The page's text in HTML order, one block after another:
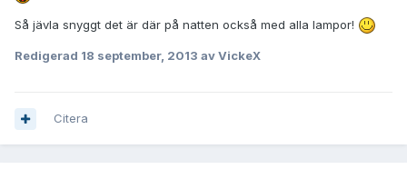
Så jävla snyggt det är där på natten också med alla lampor!
Redigerad 18 september, 2013 av VickeX
Citera